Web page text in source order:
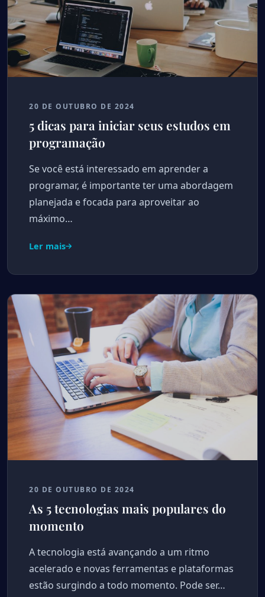
20 DE OUTUBRO DE 2024
5 dicas para iniciar seus estudos em
programação
Se você está interessado em aprender a
programar, é importante ter uma abordagem
planejada e focada para aproveitar ao
máximo…
Ler mais
20 DE OUTUBRO DE 2024
As 5 tecnologias mais populares do
momento
A tecnologia está avançando a um ritmo
acelerado e novas ferramentas e plataformas
estão surgindo a todo momento. Pode ser…